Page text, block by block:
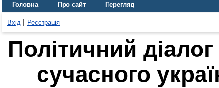
Головна Про сайт Перегляд
Вхід Реєстрація
Політичний
сучасного